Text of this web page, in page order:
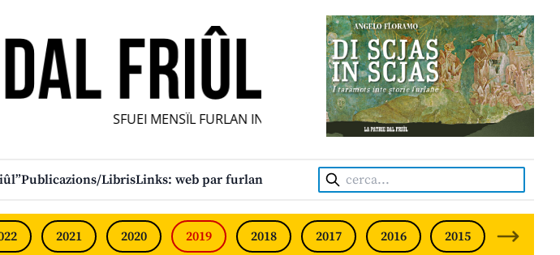
SFUEI MENSÎL FURLAN INDIPENDENT • INDEPENDENT FRIULIAN MONTHLY
Publicazions/LibrisLinks: web par furlan Cerca:
2021 2020 2019 2018 2017 2016 2015 2014